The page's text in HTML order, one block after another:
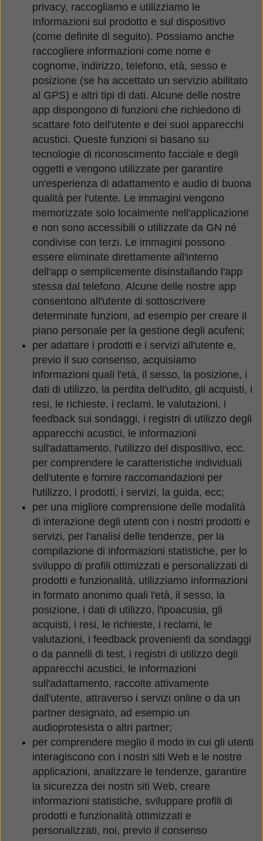
privacy, raccogliamo e utilizziamo le
Informazioni sul prodotto e sul dispositivo
(come definite di seguito). Possiamo anche
raccogliere informazioni come nome e
cognome, indirizzo, telefono, età, sesso e
posizione (se ha accettato un servizio abilitato
al GPS) e altri tipi di dati. Alcune delle nostre
app dispongono di funzioni che richiedono di
scattare foto dell'utente e dei suoi apparecchi
acustici. Queste funzioni si basano su
tecnologie di riconoscimento facciale e degli
oggetti e vengono utilizzate per garantire
un'esperienza di adattamento e audio di buona
qualità per l'utente. Le immagini vengono
memorizzate solo localmente nell'applicazione
e non sono accessibili o utilizzate da GN né
condivise con terzi. Le immagini possono
essere eliminate direttamente all'interno
dell'app o semplicemente disinstallando l'app
stessa dal telefono. Alcune delle nostre app
consentono all'utente di sottoscrivere
determinate funzioni, ad esempio per creare il
piano personale per la gestione degli acufeni;
per adattare i prodotti e i servizi all'utente e,
previo il suo consenso, acquisiamo
informazioni quali l'età, il sesso, la posizione, i
dati di utilizzo, la perdita dell'udito, gli acquisti, i
resi, le richieste, i reclami, le valutazioni, i
feedback sui sondaggi, i registri di utilizzo degli
apparecchi acustici, le informazioni
sull'adattamento, l'utilizzo del dispositivo, ecc.
per comprendere le caratteristiche individuali
dell'utente e fornire raccomandazioni per
l'utilizzo, i prodotti, i servizi, la guida, ecc;
per una migliore comprensione delle modalità
di interazione degli utenti con i nostri prodotti e
servizi, per l'analisi delle tendenze, per la
compilazione di informazioni statistiche, per lo
sviluppo di profili ottimizzati e personalizzati di
prodotti e funzionalità, utilizziamo informazioni
in formato anonimo quali l'età, il sesso, la
posizione, i dati di utilizzo, l'ipoacusia, gli
acquisti, i resi, le richieste, i reclami, le
valutazioni, i feedback provenienti da sondaggi
o da pannelli di test, i registri di utilizzo degli
apparecchi acustici, le informazioni
sull'adattamento, raccolte attivamente
dall'utente, attraverso i servizi online o da un
partner designato, ad esempio un
audioprotesista o altri partner;
per comprendere meglio il modo in cui gli utenti
interagiscono con i nostri siti Web e le nostre
applicazioni, analizzare le tendenze, garantire
la sicurezza dei nostri siti Web, creare
informazioni statistiche, sviluppare profili di
prodotti e funzionalità ottimizzati e
personalizzati, noi, previo il consenso